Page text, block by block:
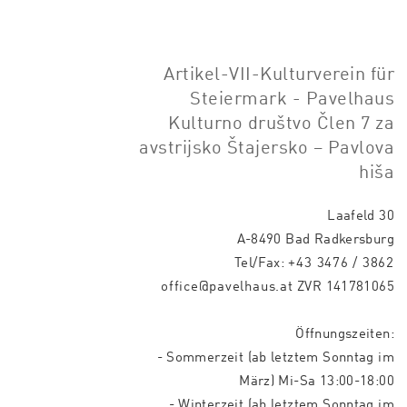
Artikel-VII-Kulturverein für
Steiermark - Pavelhaus
Kulturno društvo Člen 7 za
avstrijsko Štajersko – Pavlova
hiša
Laafeld 30
A-8490 Bad Radkersburg
Tel/Fax:+43 3476 / 3862
office@pavelhaus.at ZVR 141781065
Öffnungszeiten:
- Sommerzeit (ab letztem Sonntag im
März) Mi-Sa 13:00-18:00